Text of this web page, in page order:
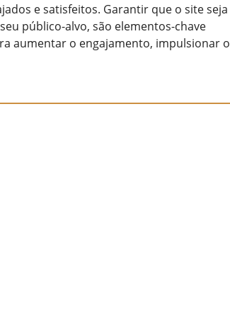
e satisfeitos. Garantir que o site seja
público-alvo, são elementos-chave
aumentar o engajamento, impulsionar o